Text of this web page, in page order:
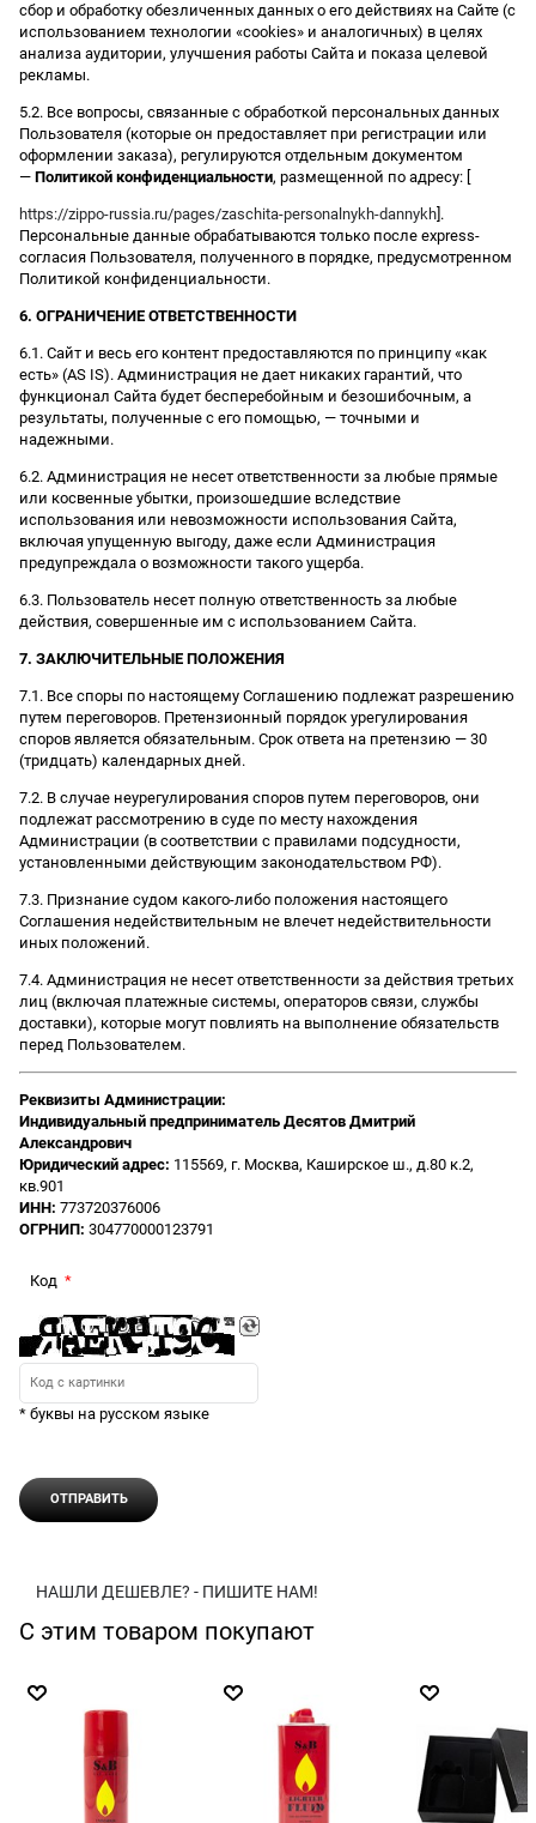
сбор и обработку обезличенных данных о его действиях на Сайте (с
использованием технологии «cookies» и аналогичных) в целях
анализа аудитории, улучшения работы Сайта и показа целевой
рекламы.
5.2. Все вопросы, связанные с обработкой персональных данных
Пользователя (которые он предоставляет при регистрации или
оформлении заказа), регулируются отдельным документом
— Политикой конфиденциальности, размещенной по адресу: [
https://zippo-russia.ru/pages/zaschita-personalnykh-dannykh ].
Персональные данные обрабатываются только после express-
согласия Пользователя, полученного в порядке, предусмотренном
Политикой конфиденциальности.
6. ОГРАНИЧЕНИЕ ОТВЕТСТВЕННОСТИ
6.1. Сайт и весь его контент предоставляются по принципу «как
есть» (AS IS). Администрация не дает никаких гарантий, что
функционал Сайта будет бесперебойным и безошибочным, а
результаты, полученные с его помощью, — точными и
надежными.
6.2. Администрация не несет ответственности за любые прямые
или косвенные убытки, произошедшие вследствие
использования или невозможности использования Сайта,
включая упущенную выгоду, даже если Администрация
предупреждала о возможности такого ущерба.
6.3. Пользователь несет полную ответственность за любые
действия, совершенные им с использованием Сайта.
7. ЗАКЛЮЧИТЕЛЬНЫЕ ПОЛОЖЕНИЯ
7.1. Все споры по настоящему Соглашению подлежат разрешению
путем переговоров. Претензионный порядок урегулирования
споров является обязательным. Срок ответа на претензию — 30
(тридцать) календарных дней.
7.2. В случае неурегулирования споров путем переговоров, они
подлежат рассмотрению в суде по месту нахождения
Администрации (в соответствии с правилами подсудности,
установленными действующим законодательством РФ).
7.3. Признание судом какого-либо положения настоящего
Соглашения недействительным не влечет недействительности
иных положений.
7.4. Администрация не несет ответственности за действия третьих
лиц (включая платежные системы, операторов связи, службы
доставки), которые могут повлиять на выполнение обязательств
перед Пользователем.
Реквизиты Администрации:
Индивидуальный предприниматель Десятов Дмитрий
Александрович
Юридический адрес: 115569, г. Москва, Каширское ш., д.80 к.2,
кв.901
ИНН: 773720376006
ОГРНИП: 304770000123791
Код
* буквы на русском языке
НАШЛИ ДЕШЕВЛЕ? - ПИШИТЕ НАМ!
С этим товаром покупают